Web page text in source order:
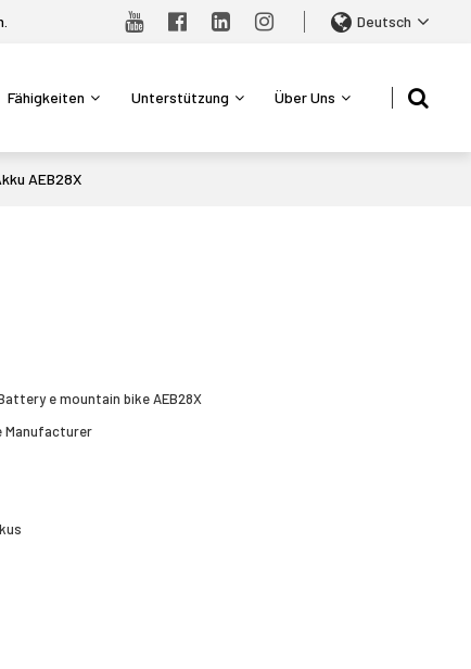
Deutsch
Fähigkeiten Unterstützung Über Uns
AEB28X
e mountain bike AEB28X
Manufacturer